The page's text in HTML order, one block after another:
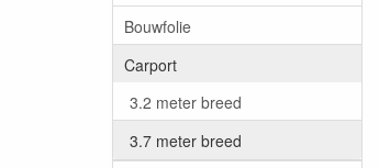
Bouwfolie
Carport
3.2 meter breed
3.7 meter breed